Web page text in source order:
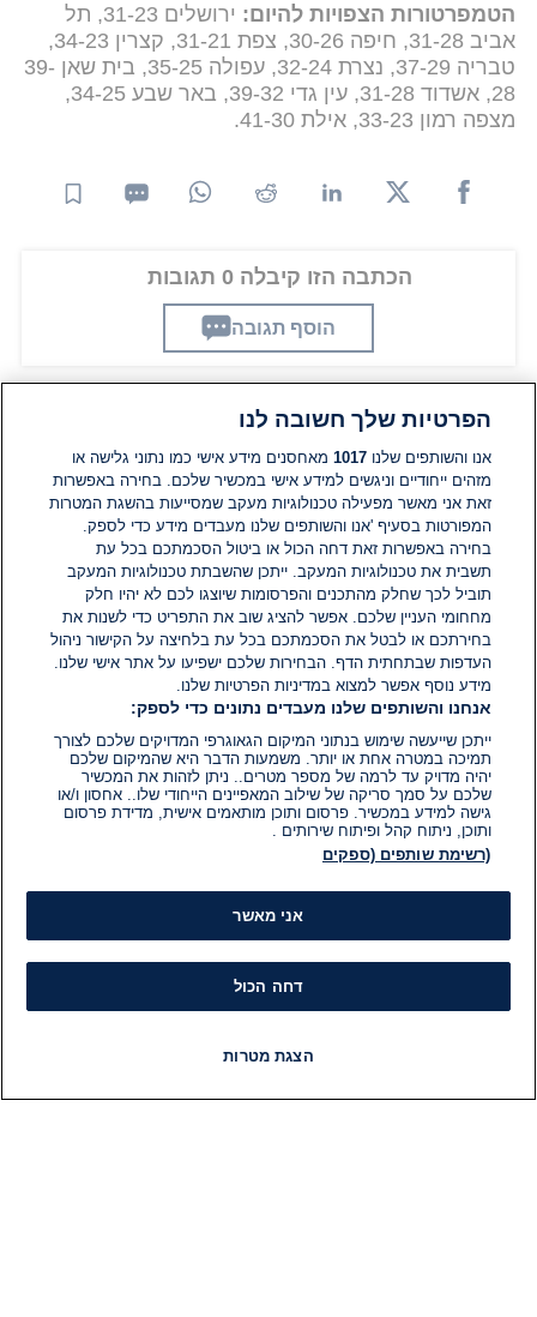
הטמפרטורות הצפויות להיום:
ירושלים 31-23, תל
אביב 31-28, חיפה 30-26, צפת 31-21, קצרין 34-23,
טבריה 37-29, נצרת 32-24, עפולה 35-25, בית שאן 39-
28, אשדוד 31-28, עין גדי 39-32, באר שבע 34-25,
מצפה רמון 33-23, אילת 41-30.
הכתבה הזו קיבלה 0 תגובות
הוסף תגובה
תגובות
אין עדיין תגובות. היה הראשון להגיב
הוסף תגובה
הפרטיות שלך חשובה לנו
אנו והשותפים שלנו1017 מאחסנים מידע אישי כמו נתוני גלישה או
מזהים ייחודיים וניגשים למידע אישי במכשיר שלכם. בחירה באפשרות
זאת אני מאשר מפעילה טכנולוגיות מעקב שמסייעות בהשגת המטרות
המפורטות בסעיף 'אנו והשותפים שלנו מעבדים מידע כדי לספק.
בחירה באפשרות זאת דחה הכול או ביטול הסכמתכם בכל עת
תשבית את טכנולוגיות המעקב. ייתכן שהשבתת טכנולוגיות המעקב
תוביל לכך שחלק מהתכנים והפרסומות שיוצגו לכם לא יהיו חלק
מחחומי העניין שלכם. אפשר להציג שוב את התפריט כדי לשנות את
בחירתכם או לבטל את הסכמתכם בכל עת בלחיצה על הקישור ניהול
העדפות שבתחתית הדף. הבחירות שלכם ישפיעו על אתר אישי שלנו.
מידע נוסף אפשר למצוא במדיניות הפרטיות שלנו.
אנחנו והשותפים שלנו מעבדים נתונים כדי לספק:
ייתכן שייעשה שימוש בנתוני המיקום הגאוגרפי המדויקים שלכם לצורך
תמיכה במטרה אחת או יותר. משמעות הדבר היא שהמיקום שלכם
יהיה מדויק עד לרמה של מספר מטרים.. ניתן לזהות את המכשיר
שלכם על סמך סריקה של שילוב המאפיינים הייחודי שלו.. אחסון ו/או
גישה למידע במכשיר. פרסום ותוכן מותאמים אישית, מדידת פרסום
ותוכן, ניתוח קהל ופיתוח שירותים .
(רשימת שותפים (ספקים
אני מאשר
דחה הכול
הצגת מטרות